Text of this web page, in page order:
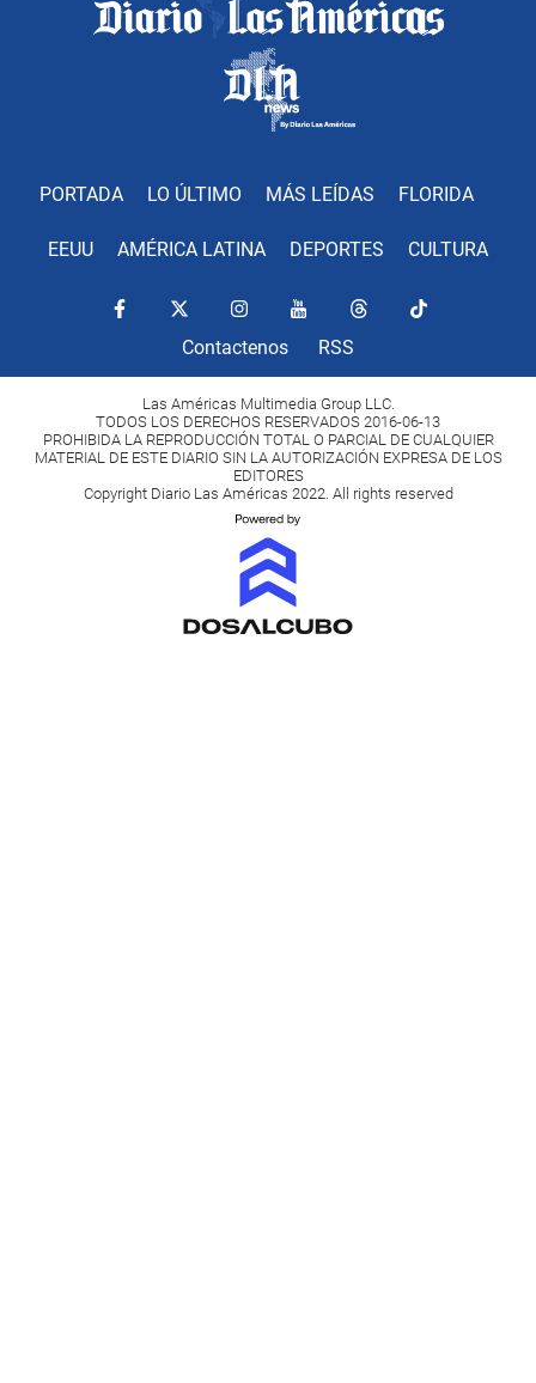
PORTADA LO ÚLTIMO MÁS LEÍDAS FLORIDA
EEUU AMÉRICA LATINA DEPORTES CULTURA
Contactenos RSS
Las Américas Multimedia Group LLC.
TODOS LOS DERECHOS RESERVADOS 2016-06-13
PROHIBIDA LA REPRODUCCIÓN TOTAL O PARCIAL DE CUALQUIER
MATERIAL DE ESTE DIARIO SIN LA AUTORIZACIÓN EXPRESA DE LOS
EDITORES
Copyright Diario Las Américas 2022. All rights reserved